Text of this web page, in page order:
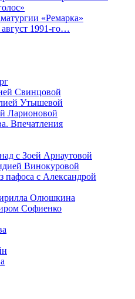
«Ремарка»
1991-го…
Свинцовой
Утышевой
Ларионовой
Впечатления
с Зоей Арнаутовой
Винокуровой
пафоса с Александрой
Олюшкина
Софиенко